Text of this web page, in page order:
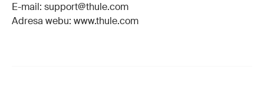
E-mail: support@thule.com
Adresa webu: www.thule.com